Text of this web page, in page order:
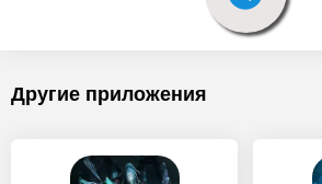
Другие приложения